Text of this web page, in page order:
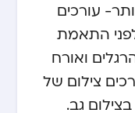
עורכים
התאמת
ואורח
צילום של
גב.